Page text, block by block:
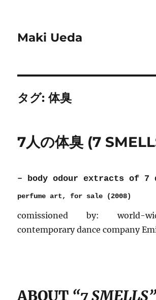
Maki Ueda
タグ:体臭
7人の体臭 (7
– body odour extracts of 7
perfume art, for sale (2008)
comissioned by: world-
contemporary dance company
ABOUT “7